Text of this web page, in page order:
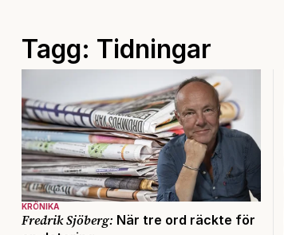
Tagg: Tidningar
KRÖNIKA
Fredrik Sjöberg: När tre ord räckte för